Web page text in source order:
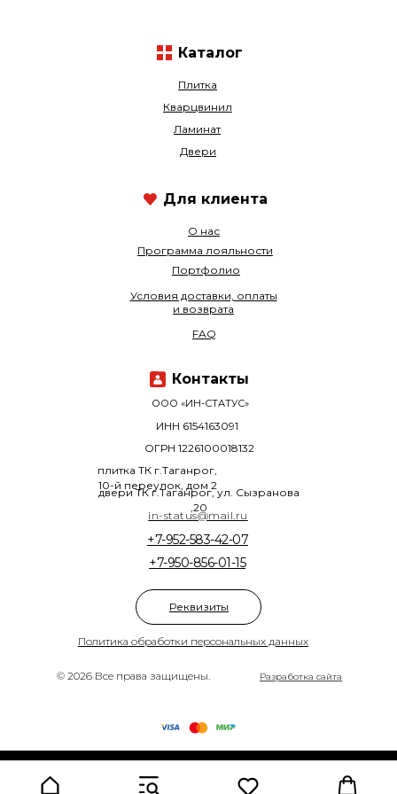
© 2026 Все права защищены.
Политика обработки персональных данных
Плитка
Кварцвинил
+7-950-856-01-15
+7-952-583-42-07
О нас
Ламинат
Программа лояльности
Двери
Портфолио
ООО «ИН-СТАТУС»
плитка ТК г.Таганрог,
10-й переулок, дом 2
двери ТК г.Таганрог, ул. Сызранова
,20
ОГРН 1226100018132
ИНН 6154163091
Разработка сайта
Условия доставки, оплаты
и возврата
FAQ
Каталог
in-status@mail.ru
Контакты
Для клиента
Реквизиты
Made on Tilda